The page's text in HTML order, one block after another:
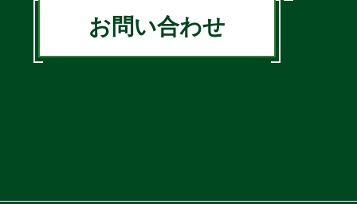
お問い合わせ